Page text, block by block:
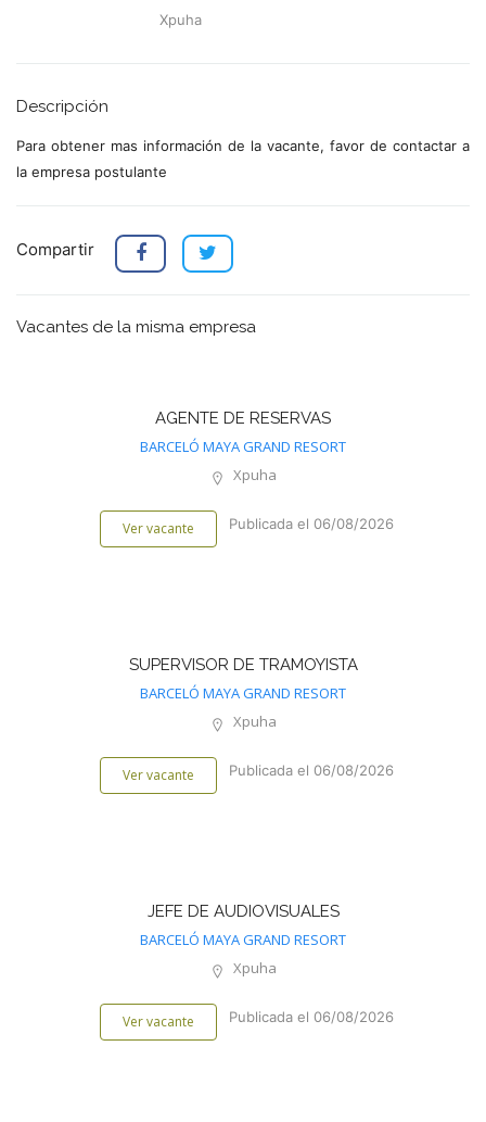
Xpuha
Descripción
Para obtener mas información de la vacante, favor de contactar a
la empresa postulante
Compartir
Vacantes de la misma empresa
AGENTE DE RESERVAS
BARCELÓ MAYA GRAND RESORT
Xpuha
Ver vacante Publicada el 06/08/2026
SUPERVISOR DE TRAMOYISTA
BARCELÓ MAYA GRAND RESORT
Xpuha
Ver vacante Publicada el 06/08/2026
JEFE DE AUDIOVISUALES
BARCELÓ MAYA GRAND RESORT
Xpuha
Ver vacante Publicada el 06/08/2026